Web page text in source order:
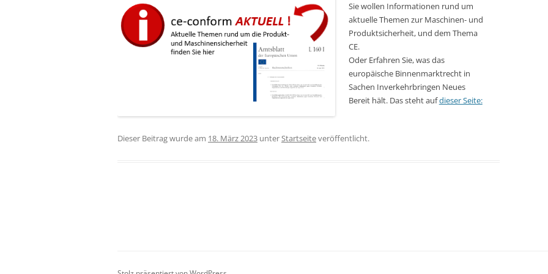
Sie wollen Informationen rund um
aktuelle Themen zur Maschinen- und
Produktsicherheit, und dem Thema
CE.
Oder Erfahren Sie, was das
europäische Binnenmarktrecht in
Sachen Inverkehrbringen Neues
Bereit hält. Das steht aufdieser Seite:
Dieser Beitrag wurde am 18. März 2023 unterStartseiteveröffentlicht.